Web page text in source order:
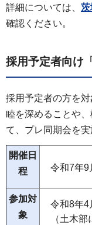
詳細については、 茨
確認ください。
採用予定者向け
採用予定者の方を
睦を深めることや
て、プレ同期会を実
開催日
程
令和7年9
参加対
象
令和8年4
（土木